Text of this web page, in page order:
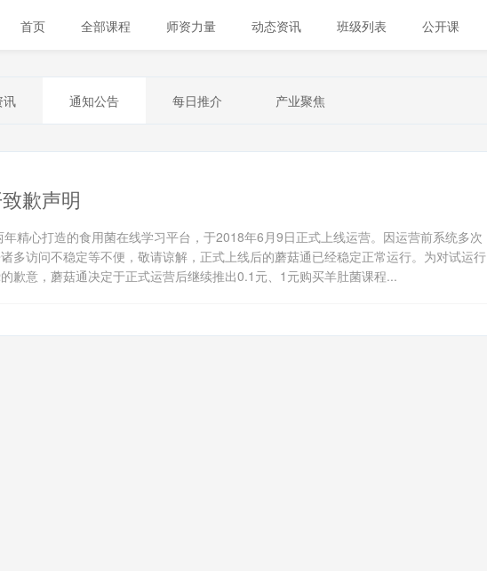
首页 全部课程 师资力量 动态资讯 班级列表 公开课
讯 通知公告 每日推介 产业聚焦
歉声明
心打造的食用菌在线学习平台，于2018年6月9日正式上线运营。因运营前系统多次
多访问不稳定等不便，敬请谅解，正式上线后的蘑菇通已经稳定正常运行。为对试运行
歉意，蘑菇通决定于正式运营后继续推出0.1元、1元购买羊肚菌课程...